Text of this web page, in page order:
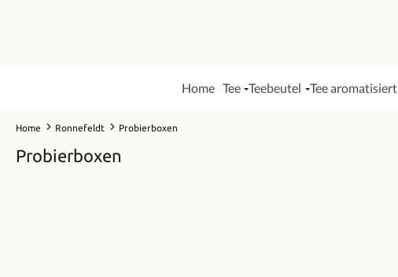
Home Tee Teebeutel Tee aromatisiert
Home Ronnefeldt Probierboxen
Probierboxen